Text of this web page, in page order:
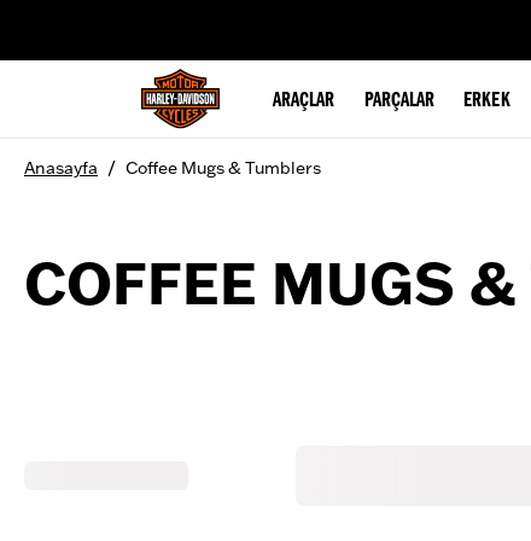
ARAÇLAR PARÇALAR ERKEK
Anasayfa / Coffee Mugs & Tumblers
COFFEE MUGS